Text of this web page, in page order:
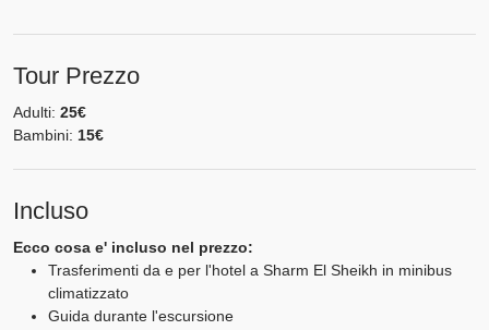
Tour Prezzo
Adulti: 25€
Bambini: 15€
Incluso
Ecco cosa e' incluso nel prezzo:
Trasferimenti da e per l'hotel a Sharm El Sheikh in minibus
climatizzato
Guida durante l'escursione